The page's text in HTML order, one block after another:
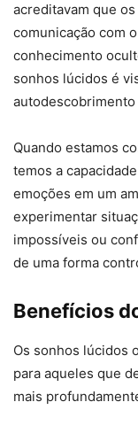
acreditavam que
comunicação com
conhecimento
sonhos lúcidos é
Quando estamos
temos a
emoções em um
experimentar
impossíveis ou
de uma forma
Benefícios
Os sonhos lúcidos
para aqueles que
mais